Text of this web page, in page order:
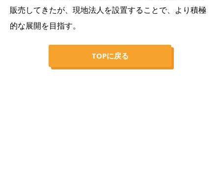
販売してきたが、現地法人を設置することで、より積極
的な展開を目指す。
TOPに戻る